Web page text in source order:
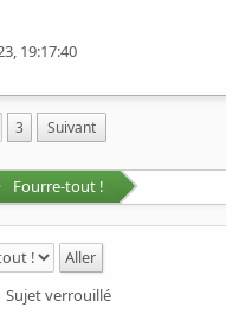
19:17:40
3 Suivant
Fourre-tout !
Sujet verrouillé